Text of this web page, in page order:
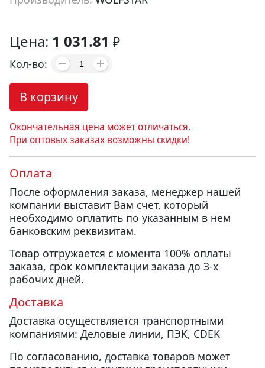
Цена: 1 031.81 ₽
Кол-во:
В корзину
Окончательная цена может отличаться.
При оптовых заказах возможны скидки!
Оплата
После оформления заказа, менеджер нашей
компании выставит Вам счет, который
необходимо оплатить по указанным в нем
банковским реквизитам.
Товар отгружается с момента 100% оплаты
заказа, срок комплектации заказа до 3-х
рабочих дней.
Доставка
Доставка осуществляется транспортными
компаниями: Деловые линии, ПЭК, CDEK
По согласованию, доставка товаров может